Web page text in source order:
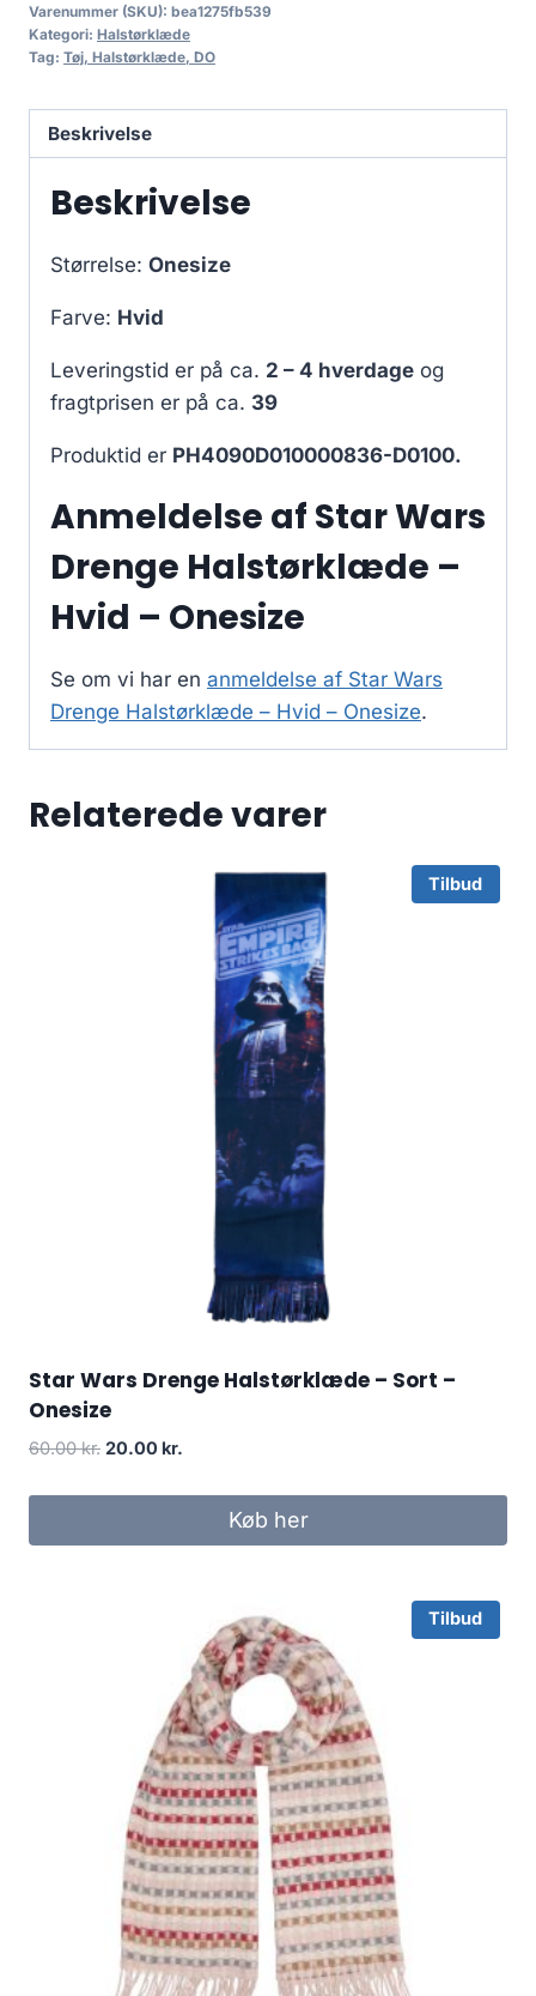
Varenummer (SKU): bea1275fb539
Kategori: Halstørklæde
Tag: Tøj, Halstørklæde, DO
Beskrivelse
Beskrivelse
Størrelse: Onesize
Farve: Hvid
Leveringstid er på ca. 2 – 4 hverdage og
fragtprisen er på ca. 39
Produktid er PH4090D010000836-D0100.
Anmeldelse af Star Wars
Drenge Halstørklæde –
Hvid – Onesize
Se om vi har en anmeldelse af Star Wars
Drenge Halstørklæde – Hvid – Onesize.
Relaterede varer
Tilbud
Star Wars Drenge Halstørklæde – Sort –
Onesize
60.00kr. Original
was:
20.00 kr.
is:
20.00 kr..Køb her
Tilbud